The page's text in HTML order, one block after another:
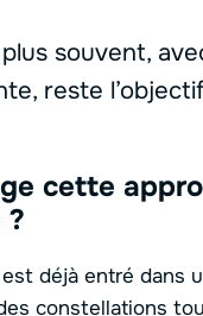
souvent,
reste
cette
?
déjà entré dans
constellations